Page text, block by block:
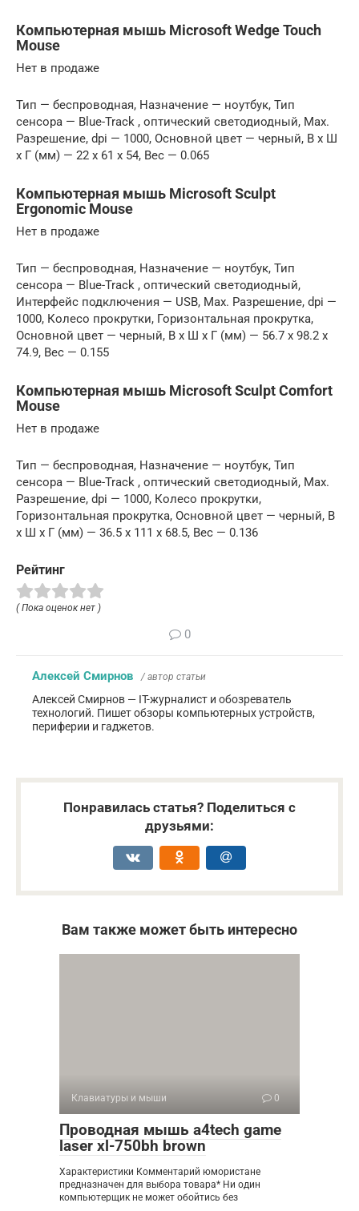
Компьютерная мышь Microsoft Wedge Touch
Mouse
Нет в продаже
Тип — беспроводная, Назначение — ноутбук, Тип
сенсора — Blue-Track , оптический светодиодный, Max.
Разрешение, dpi — 1000, Основной цвет — черный, В x Ш
x Г (мм) — 22 x 61 x 54, Вес — 0.065
Компьютерная мышь Microsoft Sculpt
Ergonomic Mouse
Нет в продаже
Тип — беспроводная, Назначение — ноутбук, Тип
сенсора — Blue-Track , оптический светодиодный,
Интерфейс подключения — USB, Max. Разрешение, dpi —
1000, Колесо прокрутки, Горизонтальная прокрутка,
Основной цвет — черный, В x Ш x Г (мм) — 56.7 x 98.2 x
74.9, Вес — 0.155
Компьютерная мышь Microsoft Sculpt Comfort
Mouse
Нет в продаже
Тип — беспроводная, Назначение — ноутбук, Тип
сенсора — Blue-Track , оптический светодиодный, Max.
Разрешение, dpi — 1000, Колесо прокрутки,
Горизонтальная прокрутка, Основной цвет — черный, В
x Ш x Г (мм) — 36.5 x 111 x 68.5, Вес — 0.136
Рейтинг
( Пока оценок нет )
0
Алексей Смирнов / автор статьи
Алексей Смирнов — IT-журналист и обозреватель
технологий. Пишет обзоры компьютерных устройств,
периферии и гаджетов.
Понравилась статья? Поделиться с
друзьями:
Вам также может быть интересно
Клавиатуры и мыши 0
Проводная мышь a4tech game
laser xl-750bh brown
Характеристики Комментарий юмористане
предназначен для выбора товара* Ни один
компьютерщик не может обойтись без